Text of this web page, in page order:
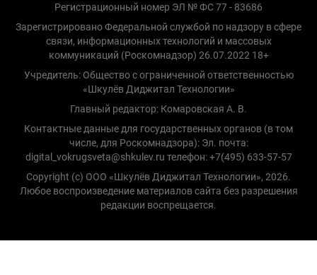
Регистрационный номер ЭЛ № ФС 77 - 83686
Зарегистрировано Федеральной службой по надзору в сфере
связи, информационных технологий и массовых
коммуникаций (Роскомнадзор) 26.07.2022 18+
Учредитель: Общество с ограниченной ответственностью
«Шкулёв Диджитал Технологии»
Главный редактор: Комаровская А. В.
Контактные данные для государственных органов (в том
числе, для Роскомнадзора): Эл. почта:
digital_vokrugsveta@shkulev.ru телефон: +7(495) 633-57-57
Copyright (с) ООО «Шкулёв Диджитал Технологии», 2026.
Любое воспроизведение материалов сайта без разрешения
редакции воспрещается.